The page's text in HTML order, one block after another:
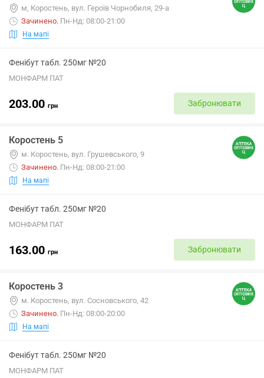
м, Коростень, вул. Героїв Чорнобиля, 29-а
Зачинено. Пн-Нд: 08:00-21:00
На мапі
Фенібут табл. 250мг №20
МОНФАРМ ПАТ
203.00 грн Забронювати
Коростень 5
м. Коростень, вул. Грушевського, 9
Зачинено. Пн-Нд: 08:00-21:00
На мапі
Фенібут табл. 250мг №20
МОНФАРМ ПАТ
163.00 грн Забронювати
Коростень 3
м. Коростень, вул. Сосновського, 42
Зачинено. Пн-Нд: 08:00-20:00
На мапі
Фенібут табл. 250мг №20
МОНФАРМ ПАТ